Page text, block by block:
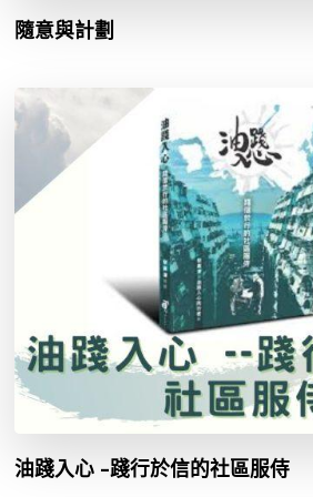
隨意與計劃
油踐入心 –踐行於信的社區服侍